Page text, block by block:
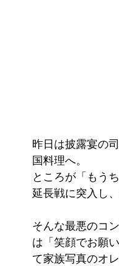
昨日は披露宴の
国料理へ。
ところが「もう
延長戦に突入し
そんな最悪のコ
は「笑顔でお願
て家族写真のオ